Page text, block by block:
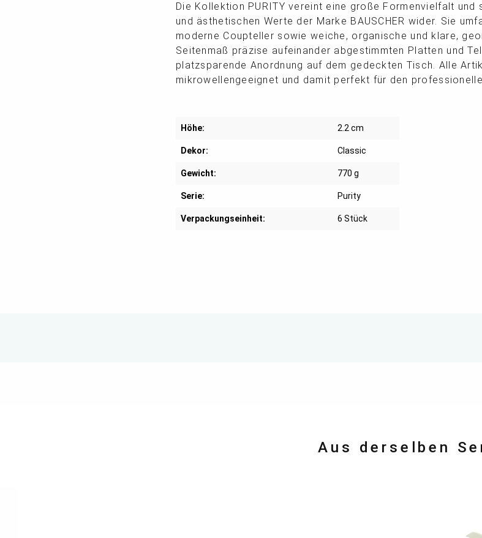
Die Kollektion PURITY vereint eine große Formenvielfalt
und ästhetischen Werte der Marke BAUSCHER wider. Sie
moderne Coupteller sowie weiche, organische und klare,
Seitenmaß präzise aufeinander abgestimmten Platten und
platzsparende Anordnung auf dem gedeckten Tisch. Alle
mikrowellengeeignet und damit perfekt für den
Höhe: 2.2 cm
Dekor: Classic
Gewicht: 770 g
Serie: Purity
Verpackungseinheit: 6 Stück
Aus derselben